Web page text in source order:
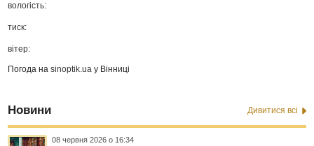
вологість:
тиск:
вітер:
Погода наsinoptik.ua у Вінниці
Новини Дивитися всі
08 червня 2026 о 16:34